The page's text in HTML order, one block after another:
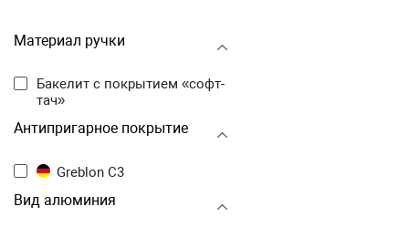
Материал ручки
Бакелит с покрытием «софт-
тач»
Антипригарное покрытие
Greblon C3
Вид алюминия